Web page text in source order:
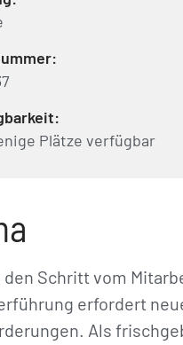
Plätze verfügbar
den Schritt vom
erfordert
Als